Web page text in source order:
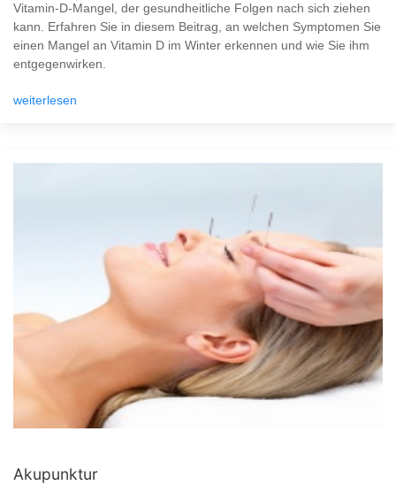
Vitamin-D-Mangel, der gesundheitliche Folgen nach sich ziehen
kann. Erfahren Sie in diesem Beitrag, an welchen Symptomen Sie
einen Mangel an Vitamin D im Winter erkennen und wie Sie ihm
entgegenwirken.
weiterlesen
Akupunktur